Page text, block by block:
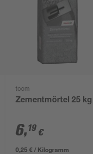
toom
Zementmörtel 25 kg
6,19 €
0,25 € / Kilogramm